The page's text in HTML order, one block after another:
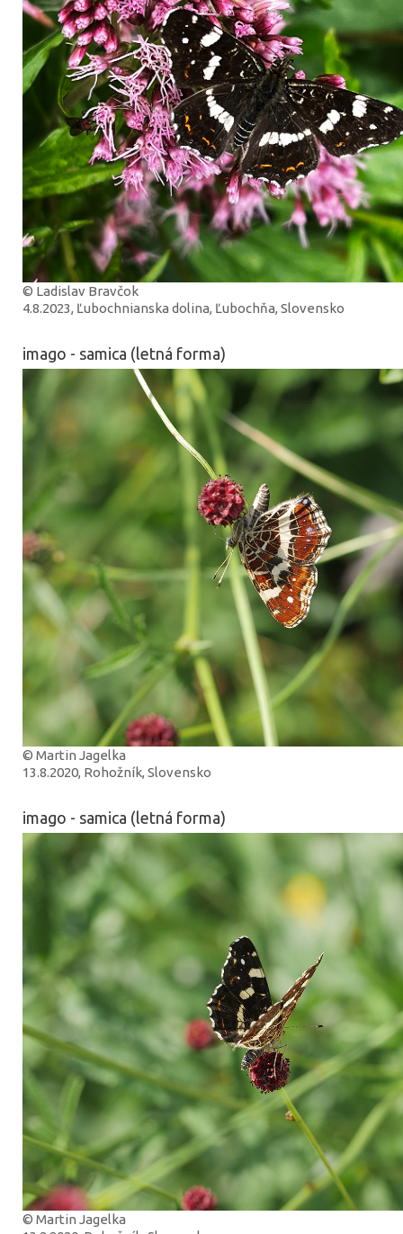
© Ladislav Bravčok
4.8.2023, Ľubochnianska dolina, Ľubochňa, Slovensko
imago - samica (letná forma)
© Martin Jagelka
13.8.2020, Rohožník, Slovensko
imago - samica (letná forma)
© Martin Jagelka